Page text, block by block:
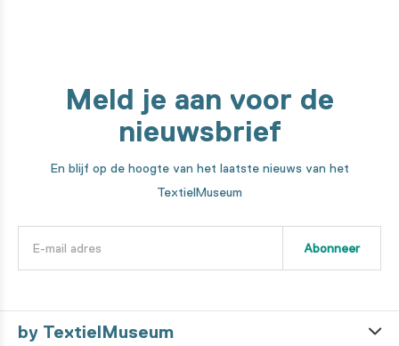
Meld je aan voor de
nieuwsbrief
En blijf op de hoogte van het laatste nieuws van het
TextielMuseum
Abonneer
by TextielMuseum